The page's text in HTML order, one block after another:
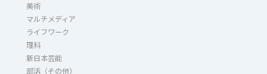
美術
マルチメディア
ライフワーク
理科
新日本芸能
部活（その他）